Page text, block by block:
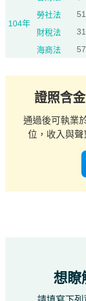
104年
勞社法
財稅法
海商法
證照含
通過後可執業
位，收入與聲
想瞭